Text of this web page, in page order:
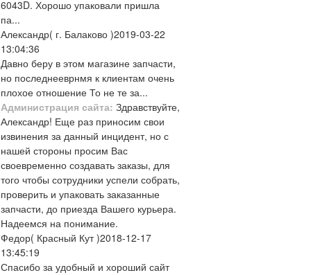
6043D. Хорошо упаковали пришла
па...
Александр( г. Балаково )2019-03-22
13:04:36
Давно беру в этом магазине запчасти,
но последнееврнмя к клиентам очень
плохое отношение То не те за...
Администрация сайта: Здравствуйте,
Александр! Еще раз приносим свои
извинения за данный инцидент, но с
нашей стороны просим Вас
своевременно создавать заказы, для
того чтобы сотрудники успели собрать,
проверить и упаковать заказанные
запчасти, до приезда Вашего курьера.
Надеемся на понимание.
Федор( Красный Кут )2018-12-17
13:45:19
Спасибо за удобный и хороший сайт